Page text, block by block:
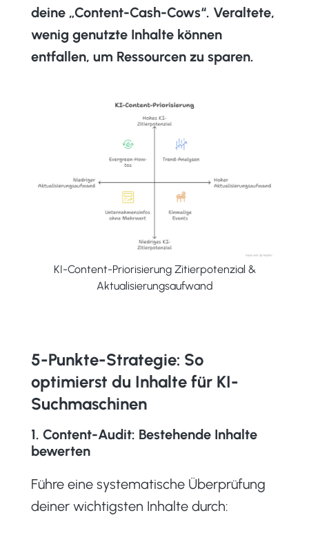
deine „Content-Cash-Cows“. Veraltete,
wenig genutzte Inhalte können
entfallen, um Ressourcen zu sparen.
KI-Content-Priorisierung Zitierpotenzial &
Aktualisierungsaufwand
5-Punkte-Strategie: So
optimierst du Inhalte für KI-
Suchmaschinen
1. Content-Audit: Bestehende Inhalte
bewerten
Führe eine systematische Überprüfung
deiner wichtigsten Inhalte durch: